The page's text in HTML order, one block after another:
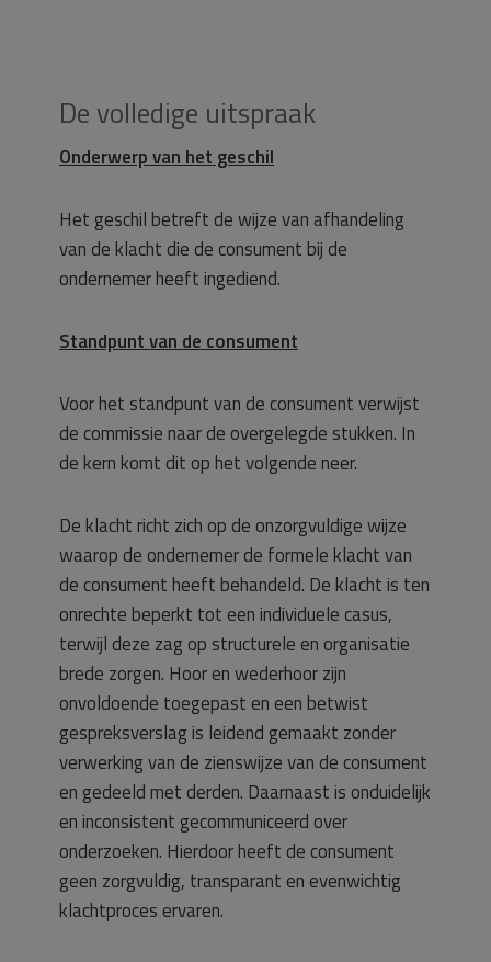
De volledige uitspraak
Onderwerp van het geschil
Het geschil betreft de wijze van afhandeling
van de klacht die de consument bij de
ondernemer heeft ingediend.
Standpunt van de consument
Voor het standpunt van de consument verwijst
de commissie naar de overgelegde stukken. In
de kern komt dit op het volgende neer.
De klacht richt zich op de onzorgvuldige wijze
waarop de ondernemer de formele klacht van
de consument heeft behandeld. De klacht is ten
onrechte beperkt tot een individuele casus,
terwijl deze zag op structurele en organisatie
brede zorgen. Hoor en wederhoor zijn
onvoldoende toegepast en een betwist
gespreksverslag is leidend gemaakt zonder
verwerking van de zienswijze van de consument
en gedeeld met derden. Daarnaast is onduidelijk
en inconsistent gecommuniceerd over
onderzoeken. Hierdoor heeft de consument
geen zorgvuldig, transparant en evenwichtig
klachtproces ervaren.